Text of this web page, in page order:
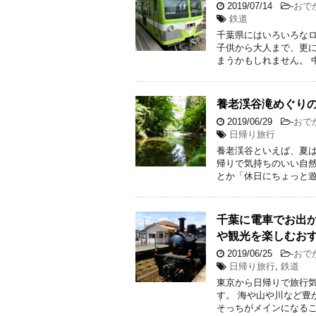
2019/07/14 -おで
鉄道
千葉県にはいろいろな
子供から大人まで、更
まうかもしれません。
養老渓谷滝めぐり
2019/06/29 -おで
日帰り旅行
養老渓谷といえば、夏
帰りで気持ちのいい自
とか「休日にちょっと
千葉に電車でお出
や観光を楽しむお
2019/06/25 -おで
日帰り旅行, 鉄道
東京から日帰りで旅行
す。 海や山や川など豊
そっちがメインになる